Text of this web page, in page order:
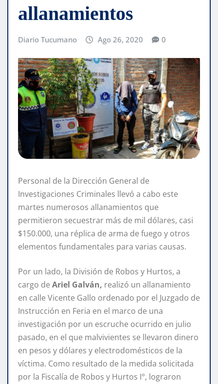
allanamientos
Diario Tucumano Ago 26, 2020 0
Personal de la Dirección General de
Investigaciones Criminales llevó a cabo este
martes numerosos allanamientos que
permitieron secuestrar más de mil dólares, casi
$150.000, una réplica de arma de fuego y otros
elementos fundamentales para varias causas.
Por un lado, la División de Robos y Hurtos, a
cargo de Ariel Galván, realizó un allanamiento
en calle Vicente Gallo ordenado por el Juzgado de
Instrucción en Feria en el marco de una
investigación por un escruche ocurrido en julio
pasado, en el que malvivientes se llevaron dinero
en pesos y dólares y electrodomésticos de la
víctima. Como resultado de la medida solicitada
por la Fiscalía de Robos y Hurtos I°, lograron